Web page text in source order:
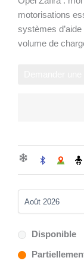
motorisations
systèmes
volume de
Disponible